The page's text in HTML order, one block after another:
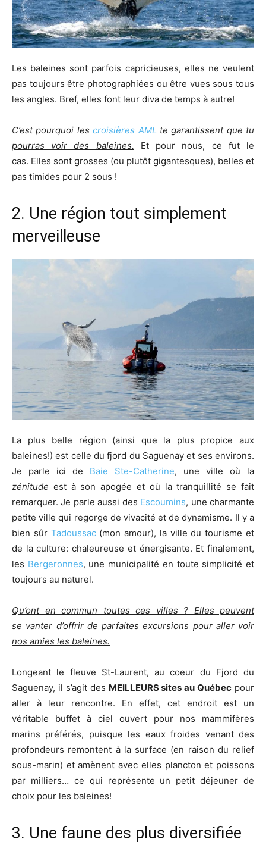
Les baleines sont parfois capricieuses, elles ne veulent
pas toujours être photographiées ou être vues sous tous
les angles. Bref, elles font leur diva de temps à autre!
C’est pourquoi lescroisières AML te garantissent que tu
pourras voir des baleines. Et pour nous, ce fut le
cas. Elles sont grosses (ou plutôt gigantesques), belles et
pas timides pour 2 sous !
2. Une région tout simplement
merveilleuse
La plus belle région (ainsi que la plus propice aux
baleines!) est celle du fjord du Saguenay et ses environs.
Je parle ici de Baie Ste-Catherine, une ville où la
zénitude est à son apogée et où la tranquillité se fait
remarquer. Je parle aussi des Escoumins, une charmante
petite ville qui regorge de vivacité et de dynamisme. Il y a
bien sûr Tadoussac (mon amour), la ville du tourisme et
de la culture: chaleureuse et énergisante. Et finalement,
les Bergeronnes, une municipalité en toute simplicité et
toujours au naturel.
Qu’ont en commun toutes ces villes ? Elles peuvent
se vanter d’offrir de parfaites excursions pour aller voir
nos amies les baleines.
Longeant le fleuve St-Laurent, au coeur du Fjord du
Saguenay, il s’agit des MEILLEURS sites au Québec pour
aller à leur rencontre. En effet, cet endroit est un
véritable buffet à ciel ouvert pour nos mammifères
marins préférés, puisque les eaux froides venant des
profondeurs remontent à la surface (en raison du relief
sous-marin) et amènent avec elles plancton et poissons
par milliers… ce qui représente un petit déjeuner de
choix pour les baleines!
3. Une faune des plus diversifiée